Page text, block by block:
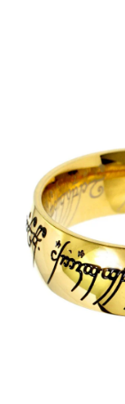
Doprava a platba
Obchodné